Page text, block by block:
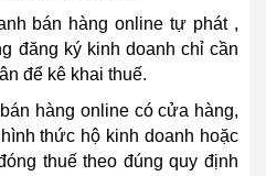
bán hàng online tự phát ,
đăng ký kinh doanh chỉ cần
để kê khai thuế.
hàng online có cửa hàng,
thức hộ kinh doanh hoặc
thuế theo đúng quy định